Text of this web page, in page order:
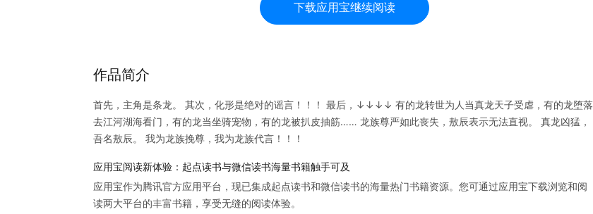
下载应用宝继续阅读
作品简介
首先，主角是条龙。 其次，化形是绝对的谣言！！！ 最后，↓↓↓↓ 有的龙转世为人当真龙天子受虐，有的龙堕落
去江河湖海看门，有的龙当坐骑宠物，有的龙被扒皮抽筋…… 龙族尊严如此丧失，敖辰表示无法直视。 真龙凶猛，
吾名敖辰。 我为龙族挽尊，我为龙族代言！！！
应用宝阅读新体验：起点读书与微信读书海量书籍触手可及
应用宝作为腾讯官方应用平台，现已集成起点读书和微信读书的海量热门书籍资源。您可通过应用宝下载浏览和阅
读两大平台的丰富书籍，享受无缝的阅读体验。